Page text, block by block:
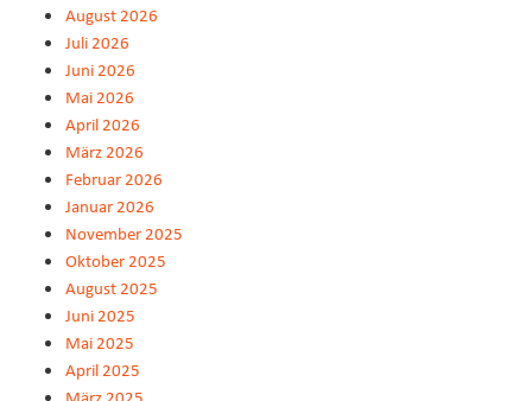
August 2026
Juli 2026
Juni 2026
Mai 2026
April 2026
März 2026
Februar 2026
Januar 2026
November 2025
Oktober 2025
August 2025
Juni 2025
Mai 2025
April 2025